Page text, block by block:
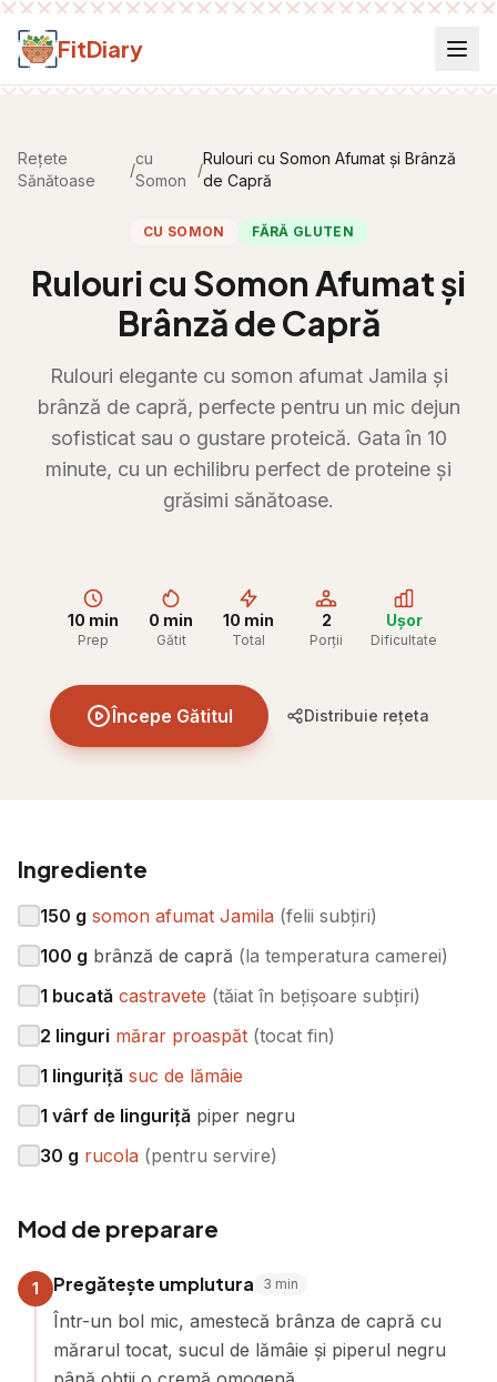
Salt la conținut
FitDiary
Rețete
Sănătoase
/
cu
Somon
/
Rulouri cu Somon Afumat și Brânză
de Capră
CU SOMON FĂRĂ GLUTEN
Rulouri cu Somon Afumat și
Brânză de Capră
Rulouri elegante cu somon afumat Jamila și
brânză de capră, perfecte pentru un mic dejun
sofisticat sau o gustare proteică. Gata în 10
minute, cu un echilibru perfect de proteine și
grăsimi sănătoase.
10 min
Prep
0 min
Gătit
10 min
Total
2
Porții
Ușor
Dificultate
Începe Gătitul Distribuie rețeta
Ingrediente
150 g somon afumat Jamila (felii subțiri)
100 g brânză de capră (la temperatura camerei)
1 bucată castravete (tăiat în bețișoare subțiri)
2 linguri mărar proaspăt (tocat fin)
1 linguriță suc de lămâie
1 vârf de linguriță piper negru
30 g rucola (pentru servire)
Mod de preparare
1 Pregătește umplutura 3 min
Într-un bol mic, amestecă brânza de capră cu
mărarul tocat, sucul de lămâie și piperul negru